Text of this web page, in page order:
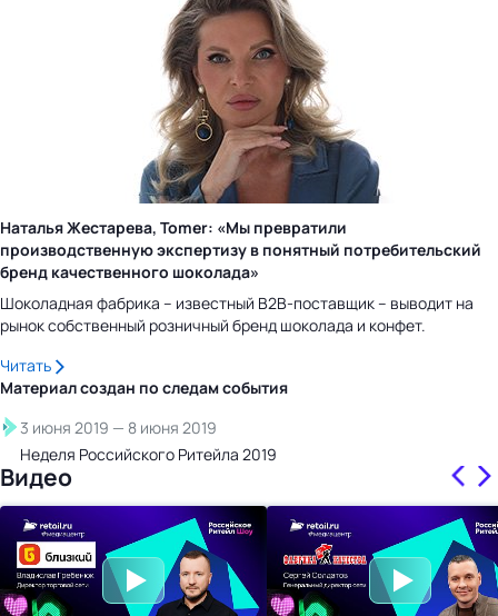
Наталья Жестарева, Tomer: «Мы превратили
производственную экспертизу в понятный потребительский
бренд качественного шоколада»
Шоколадная фабрика – известный B2B-поставщик – выводит на
рынок собственный розничный бренд шоколада и конфет.
Читать
Материал создан по следамсобытия
3 июня 2019 — 8 июня 2019
Неделя Российского Ритейла 2019
Видео